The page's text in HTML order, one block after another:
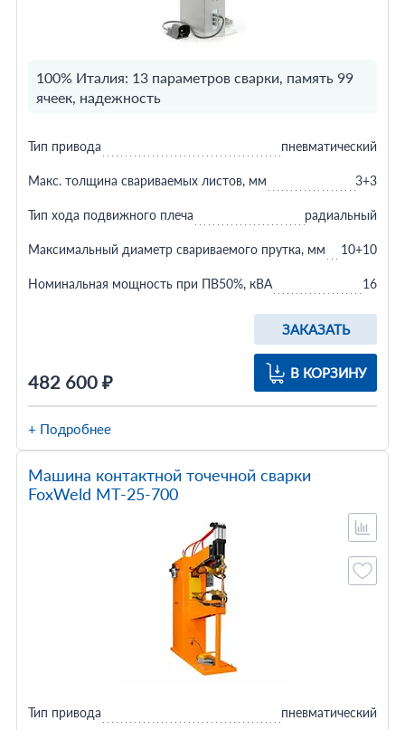
100% Италия: 13 параметров сварки, память 99
ячеек, надежность
482 600 ₽
ЗАКАЗАТЬ
В КОРЗИНУ
Тип привода пневматический
Макс. толщина свариваемых листов, мм 3+3
Тип хода подвижного плеча радиальный
Максимальный диаметр свариваемого прутка, мм 10+10
Номинальная мощность при ПВ50%, кВА 16
+ Подробнее
Машина контактной точечной сварки
FoxWeld МТ-25-700
Тип привода пневматический